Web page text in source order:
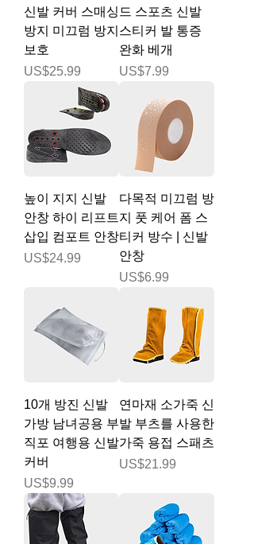
신발 커버 스매싱
방지 미끄럼 방지
보호
가격
US$25.99
드 스포츠 신발
스티커 발 통증
완화 베개
가격
US$7.99
높이 지지 신발
안창 하이 리프트
삽입 컴포트 안창
가격
US$24.99
다목적 미끄럼 방
지 풋 케어 폼 스
티커 방수 | 신발
안창
가격
US$6.99
10개 방진 신발
가방 남녀공용 부
직포 여행용 신발
커버
가격
US$9.99
연마재 소가죽 신
발 부츠를 사용한
가죽 용접 스패츠
가격
US$21.99